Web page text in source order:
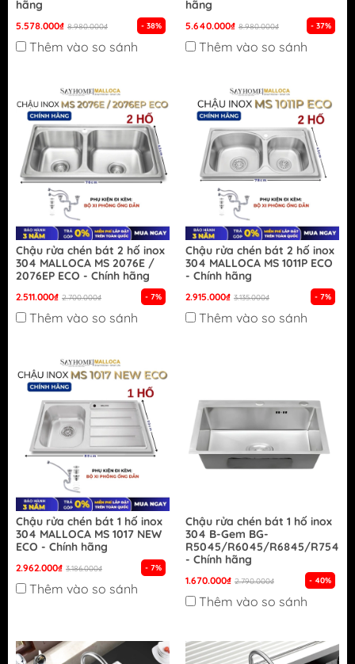
hãng
5.578.000₫ 8.980.000₫ - 38%
Thêm vào so sánh
hãng
5.640.000₫ 8.980.000₫ - 37%
Thêm vào so sánh
Chậu rửa chén bát 2 hố inox
304 MALLOCA MS 2076E /
2076EP ECO - Chính hãng
2.511.000₫ 2.700.000₫ - 7%
Thêm vào so sánh
Chậu rửa chén bát 2 hố inox
304 MALLOCA MS 1011P ECO
- Chính hãng
2.915.000₫ 3.135.000₫ - 7%
Thêm vào so sánh
Chậu rửa chén bát 1 hố inox
304 MALLOCA MS 1017 NEW
ECO - Chính hãng
2.962.000₫ 3.186.000₫ - 7%
Thêm vào so sánh
Chậu rửa chén bát 1 hố inox
304 B-Gem BG-
R5045/R6045/R6845/R7545/
- Chính hãng
1.670.000₫ 2.790.000₫ - 40%
Thêm vào so sánh